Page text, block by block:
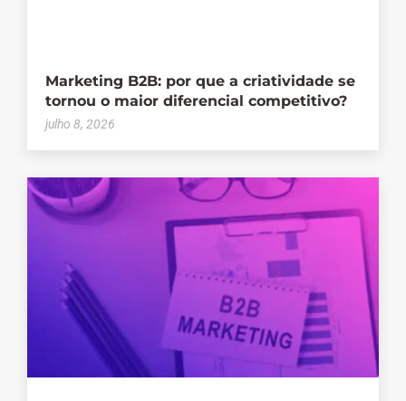
Marketing B2B: por que a criatividade se
tornou o maior diferencial competitivo?
julho 8, 2026